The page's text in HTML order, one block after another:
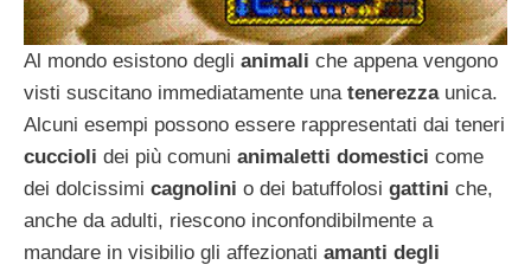
Al mondo esistono degli animali che appena vengono
visti suscitano immediatamente una tenerezza unica.
Alcuni esempi possono essere rappresentati dai teneri
cuccioli dei più comuni animaletti domestici come
dei dolcissimi cagnolini o dei batuffolosi gattini che,
anche da adulti, riescono inconfondibilmente a
mandare in visibilio gli affezionati amanti degli